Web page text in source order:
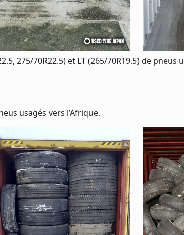
275/70R22.5) et LT (265/70R19.5) de pneus
usagés vers l’Afrique.